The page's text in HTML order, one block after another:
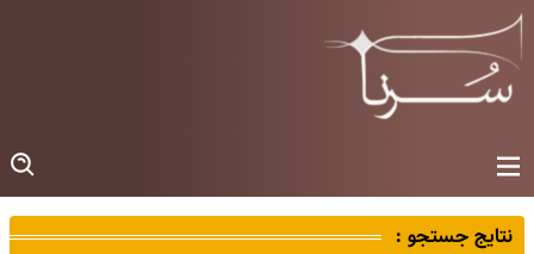
نتایج جستجو :